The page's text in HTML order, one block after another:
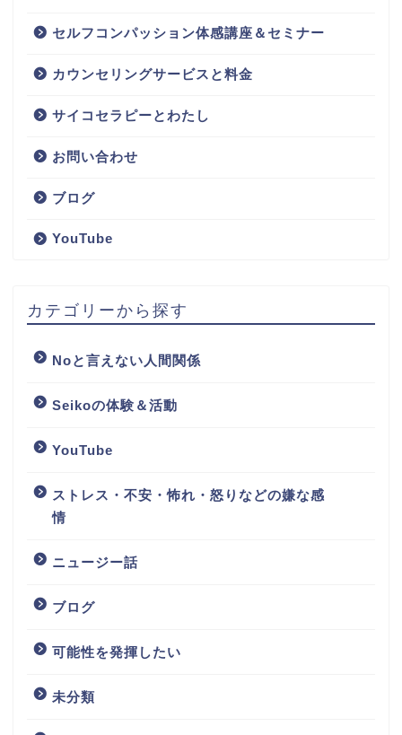
セルフコンパッション体感講座＆セミナー
カウンセリングサービスと料金
サイコセラピーとわたし
お問い合わせ
ブログ
YouTube
カテゴリーから探す
Noと言えない人間関係
Seikoの体験＆活動
YouTube
ストレス・不安・怖れ・怒りなどの嫌な感
情
ニュージー話
ブログ
可能性を発揮したい
未分類